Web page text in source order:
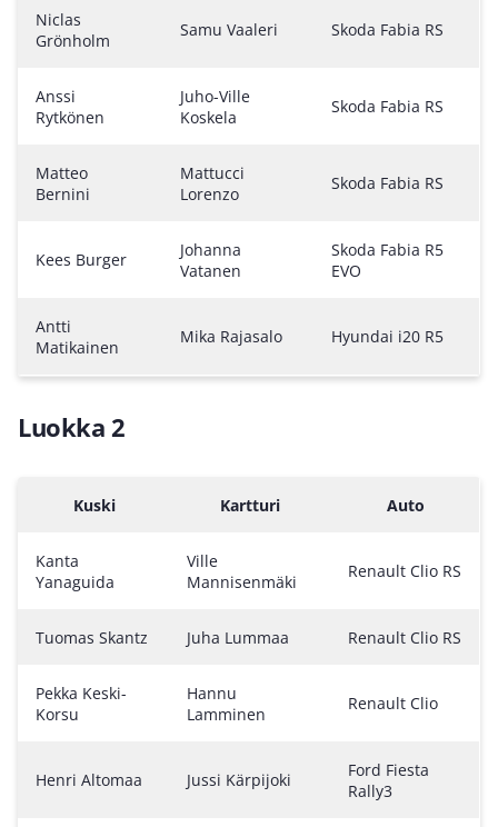
Niclas
Grönholm
Samu Vaaleri Skoda Fabia RS
Anssi
Rytkönen
Juho-Ville
Koskela
Skoda Fabia RS
Matteo
Bernini
Mattucci
Lorenzo
Skoda Fabia RS
Kees Burger
Johanna
Vatanen
Skoda Fabia R5
EVO
Antti
Matikainen
Mika Rajasalo Hyundai i20 R5
Luokka 2
Kuski Kartturi Auto
Kanta
Yanaguida
Ville
Mannisenmäki
Renault Clio RS
Tuomas Skantz Juha Lummaa Renault Clio RS
Pekka Keski-
Korsu
Hannu
Lamminen
Renault Clio
Henri Altomaa Jussi Kärpijoki
Ford Fiesta
Rally3